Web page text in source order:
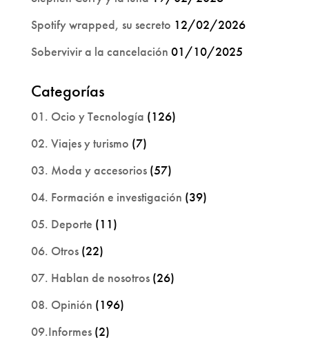
Spotify wrapped, su secreto 12/02/2026
Sobervivir a la cancelación 01/10/2025
Categorías
01. Ocio y Tecnología (126)
02. Viajes y turismo (7)
03. Moda y accesorios(57)
04. Formación e investigación (39)
05. Deporte (11)
06. Otros(22)
07. Hablan de nosotros(26)
08. Opinión (196)
09.Informes(2)